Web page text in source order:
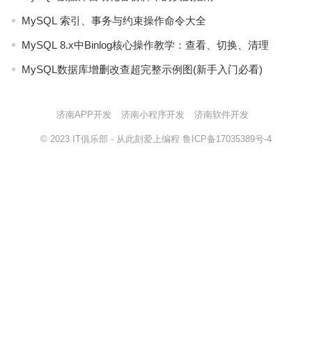
MySQL 索引、事务与约束操作命令大全
MySQL 8.x中Binlog核心操作教学：查看、切换、清理
MySQL数据库增删改查超完整示例图(新手入门必看)
济南APP开发 济南小程序开发 济南软件开发
© 2023 IT俱乐部 - 从此刻爱上编程 鲁ICP备17035389号-4